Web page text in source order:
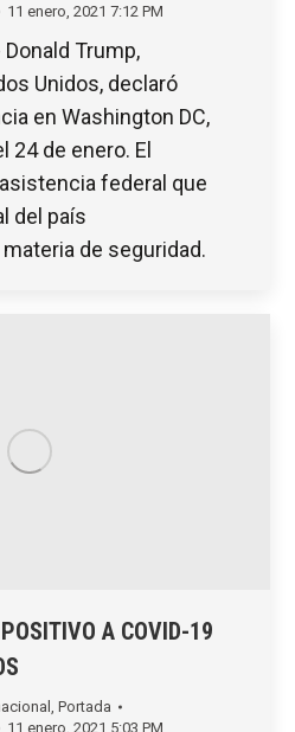
11 enero, 2021 7:12 PM
Donald Trump,
Unidos, declaró
en Washington DC,
24 de enero. El
federal que
del país
de seguridad.
A COVID-19
, Portada
11 enero, 2021 5:03 PM